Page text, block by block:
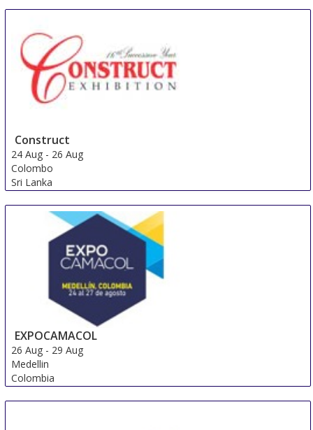
Construct
24 Aug - 26 Aug
Colombo
Sri Lanka
EXPOCAMACOL
26 Aug - 29 Aug
Medellin
Colombia